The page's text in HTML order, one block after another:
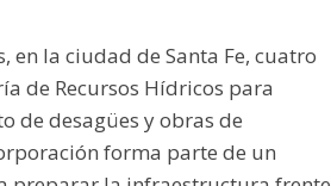
en la ciudad de Santa Fe, cuatro
de Recursos Hídricos para
de desagües y obras de
forma parte de un